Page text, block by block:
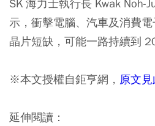
SK 海力士執行長 Kwak Noh-
示，衝擊電腦、汽車及消費
晶片短缺，可能一路持續到
※本文授權自鉅亨網， 原文
延伸閱讀：